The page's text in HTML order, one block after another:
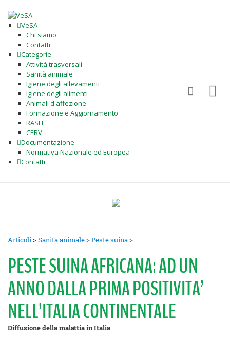
VeSA
Chi siamo
Contatti
Categorie
Attività trasversali
Sanità animale
Igiene degli allevamenti
Igiene degli alimenti
Animali d'affezione
Formazione e Aggiornamento
RASFF
CERV
Documentazione
Normativa Nazionale ed Europea
Contatti
Articoli>Sanità animale>Peste suina>
PESTE SUINA AFRICANA: AD UN
ANNO DALLA PRIMA POSITIVITA’
NELL’ITALIA CONTINENTALE
Diffusione della malattia in Italia